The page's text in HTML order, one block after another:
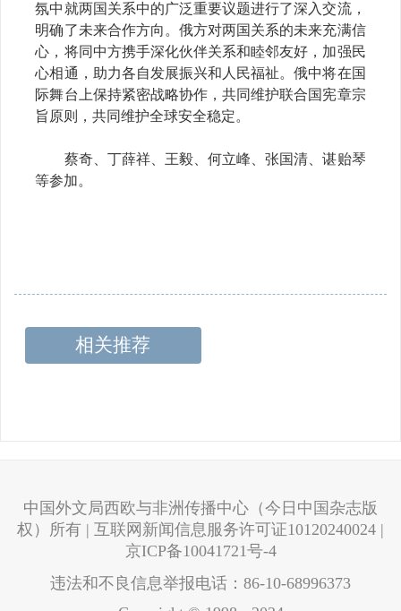
氛中就两国关系中的广泛重要议题进行了深入交流，
明确了未来合作方向。俄方对两国关系的未来充满信
心，将同中方携手深化伙伴关系和睦邻友好，加强民
心相通，助力各自发展振兴和人民福祉。俄中将在国
际舞台上保持紧密战略协作，共同维护联合国宪章宗
旨原则，共同维护全球安全稳定。
蔡奇、丁薛祥、王毅、何立峰、张国清、谌贻琴
等参加。
相关推荐
中国外文局西欧与非洲传播中心（今日中国杂志版
权）所有 | 互联网新闻信息服务许可证10120240024 |
京ICP备10041721号-4
违法和不良信息举报电话：86-10-68996373